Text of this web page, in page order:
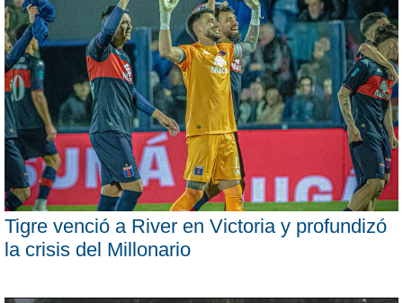
Tigre venció a River en Victoria y profundizó
la crisis del Millonario